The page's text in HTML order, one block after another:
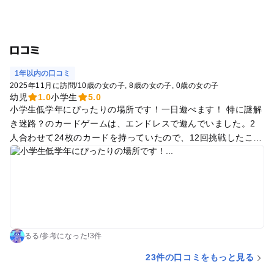
口コミ
1年以内の口コミ
2025年11月に訪問/10歳の女の子 8歳の女の子 0歳の女の子
幼児 1.0小学生
5.0
小学生低学年にぴったりの場所です！一日遊べます！ 特に謎解
き迷路？のカードゲームは、エンドレスで遊んでいました。2
人合わせて24枚のカードを持っていたので、12回挑戦したこと
になります。それだけでフリーパスの元を取れたような気がし
ぎます。寒い寒いと言う声があちこちから聞こえました。 防寒
るる/参考に なった!3件
23件の口コミをもっと見る